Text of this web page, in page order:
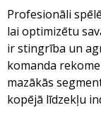
Profesionāli
lai optimizētu
ir stingrība un
komanda
mazākās
kopējā līdzekļu